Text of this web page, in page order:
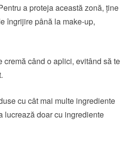
a proteja această zonă, ține
îngrijire până la make-up,
cremă când o aplici, evitând să te
cu cât mai multe ingrediente
lucrează doar cu ingrediente